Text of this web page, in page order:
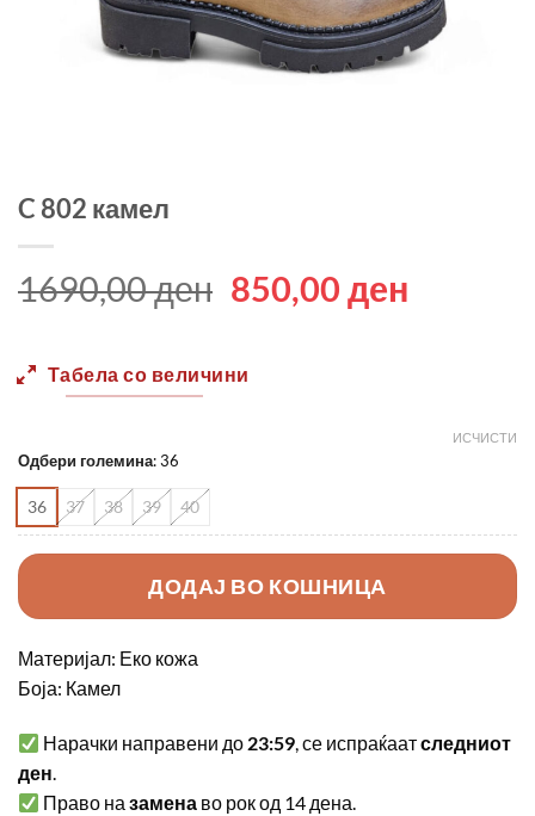
C 802 камел
1690,00ден Original
1690,00 ден.
850,00 ден
Табела со величини
Одбери големина:36
36 37 38 39 40
ИСЧИСТИ
ДОДАЈ ВО КОШНИЦА
Материјал: Еко кожа
Боја: Камел
Нарачки направени до 23:59, се испраќаатследниот
ден.
Право назамена во рок од 14 дена.